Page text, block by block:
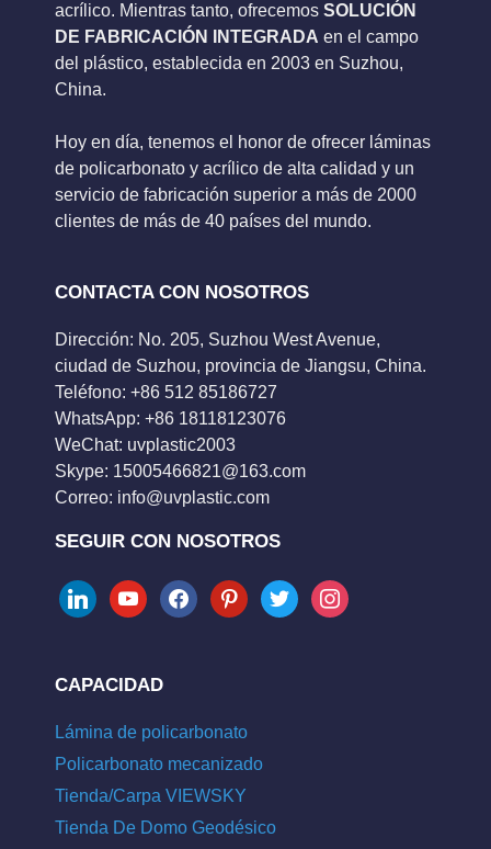
acrílico. Mientras tanto, ofrecemos SOLUCIÓN
DE FABRICACIÓN INTEGRADA en el campo
del plástico, establecida en 2003 en Suzhou,
China.
Hoy en día, tenemos el honor de ofrecer láminas
de policarbonato y acrílico de alta calidad y un
servicio de fabricación superior a más de 2000
clientes de más de 40 países del mundo.
CONTACTA CON NOSOTROS
Dirección: No. 205, Suzhou West Avenue,
ciudad de Suzhou, provincia de Jiangsu, China.
Teléfono: +86 512 85186727
WhatsApp: +86 18118123076
WeChat: uvplastic2003
Skype: 15005466821@163.com
Correo: info@uvplastic.com
SEGUIR CON NOSOTROS
linkedinyoutubefacebookpinteresttwitter instagram
CAPACIDAD
Lámina de policarbonato
Policarbonato mecanizado
Tienda/Carpa VIEWSKY
Tienda De Domo Geodésico